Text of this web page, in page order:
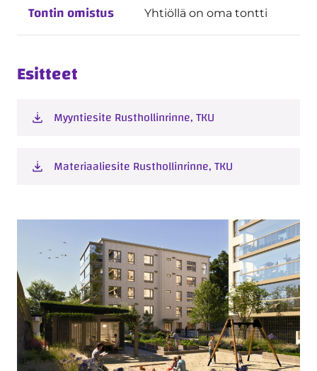
Tontin omistus Yhtiöllä on oma tontti
Esitteet
Myyntiesite Rusthollinrinne, TKU
Materiaaliesite Rusthollinrinne, TKU